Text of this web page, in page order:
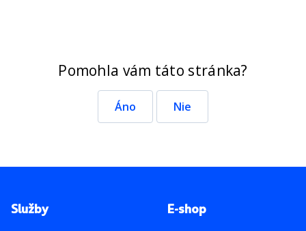
Pomohla vám táto stránka?
Áno Nie
Pätička stránky
Služby E-shop